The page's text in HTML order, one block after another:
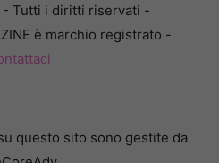
Tutti i diritti riservati -
è marchio registrato -
questo sito sono gestite da